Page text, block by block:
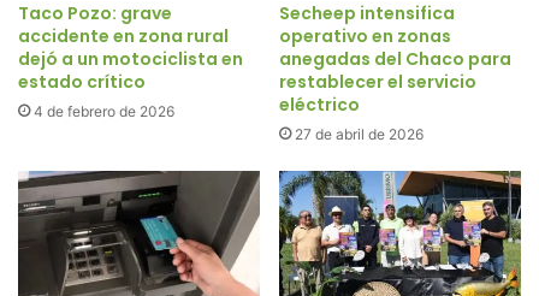
Taco Pozo: grave
accidente en zona rural
dejó a un motociclista en
estado crítico
4 de febrero de 2026
Secheep intensifica
operativo en zonas
anegadas del Chaco para
restablecer el servicio
eléctrico
27 de abril de 2026